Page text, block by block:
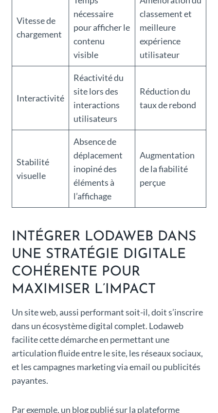
Vitesse de
chargement
nécessaire
pour afficher le
contenu
visible
classement et
meilleure
expérience
utilisateur
Interactivité
Réactivité du
site lors des
interactions
utilisateurs
Réduction du
taux de rebond
Stabilité
visuelle
Absence de
déplacement
inopiné des
éléments à
l’affichage
Augmentation
de la fiabilité
perçue
INTÉGRER LODAWEB DANS
UNE STRATÉGIE DIGITALE
COHÉRENTE POUR
MAXIMISER L’IMPACT
Un site web, aussi performant soit-il, doit s’inscrire
dans un écosystème digital complet. Lodaweb
facilite cette démarche en permettant une
articulation fluide entre le site, les réseaux sociaux,
et les campagnes marketing via email ou publicités
payantes.
Par exemple, un blog publié sur la plateforme